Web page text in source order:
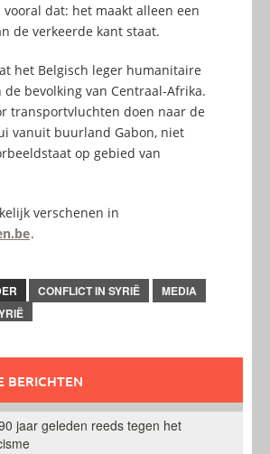
dat: het maakt alleen een
de verkeerde kant staat.
het Belgisch leger humanitaire
bevolking van Centraal-Afrika.
transportvluchten doen naar de
vanuit buurland Gabon, niet
op gebied van
verschenen in
.
CONFLICT IN SYRIË
MEDIA
BERICHTEN
jaar geleden reeds tegen het